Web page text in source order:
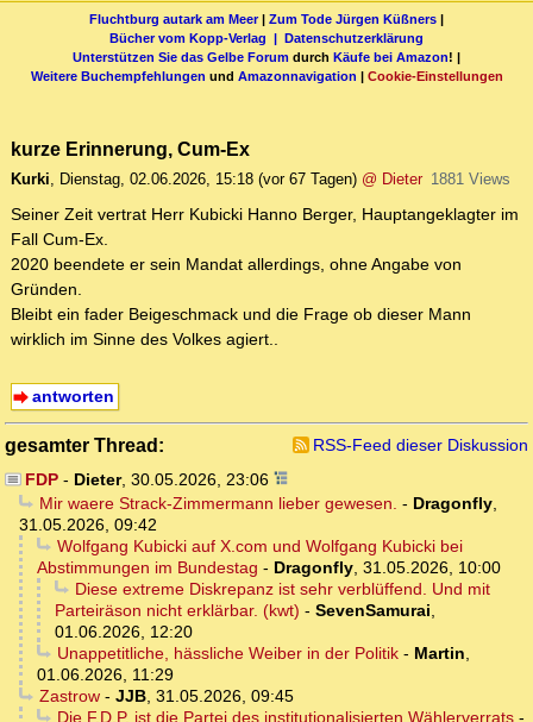
Fluchtburg autark am Meer| Zum Tode Jürgen Küßners |
Bücher vom Kopp-Verlag | Datenschutzerklärung
Unterstützen Sie das Gelbe Forum durch Käufe bei Amazon! |
Weitere Buchempfehlungen und Amazonnavigation | Cookie-Einstellungen
kurze Erinnerung, Cum-Ex
Kurki, Dienstag, 02.06.2026, 15:18 (vor 67 Tagen) @ Dieter 1881 Views
Seiner Zeit vertrat Herr Kubicki Hanno Berger, Hauptangeklagter im
Fall Cum-Ex.
2020 beendete er sein Mandat allerdings, ohne Angabe von
Gründen.
Bleibt ein fader Beigeschmack und die Frage ob dieser Mann
wirklich im Sinne des Volkes agiert..
antworten
gesamter Thread:
RSS-Feed dieser Diskussion
FDP- Dieter, 30.05.2026, 23:06
Mir waere Strack-Zimmermann lieber gewesen. - Dragonfly,
31.05.2026, 09:42
Wolfgang Kubicki auf X.com und Wolfgang Kubicki bei
Abstimmungen im Bundestag - Dragonfly, 31.05.2026, 10:00
Diese extreme Diskrepanz ist sehr verblüffend. Und mit
Parteiräson nicht erklärbar. (kwt) - SevenSamurai,
01.06.2026, 12:20
Unappetitliche, hässliche Weiber in der Politik- Martin,
01.06.2026, 11:29
Zastrow- JJB, 31.05.2026, 09:45
Die F.D.P. ist die Partei des institutionalisierten Wählerverrats-